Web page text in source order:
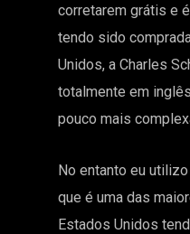
corretarem grátis e
tendo sido
Unidos, a Charles
totalmente em
pouco mais
No entanto eu
que é uma das
Estados Unidos